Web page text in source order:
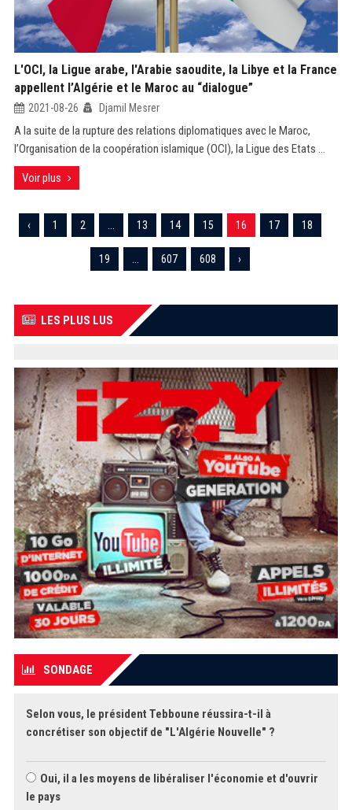
L'OCI, la Ligue arabe, l'Arabie saoudite, la Libye et la France
appellent l’Algérie et le Maroc au “dialogue”
2021-08-26 Djamil Mesrer
A la suite de la rupture des relations diplomatiques avec le Maroc,
l’Organisation de la coopération islamique (OCI), la Ligue des Etats ...
Voir plus
‹ 1 2 13 14 15 16 17 18
19 607 608 ›
LES PLUS LUS
SONDAGE
Selon vous, le président Tebboune réussira-t-il à
concrétiser son objectif de "L'Algérie Nouvelle" ?
Oui, il a les moyens de libéraliser l'économie et d'ouvrir
le pays